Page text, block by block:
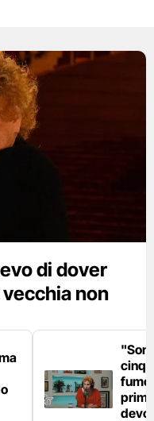
di dover
non
fumo
devo